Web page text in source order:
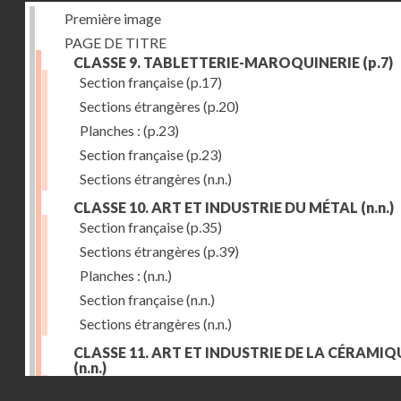
Première image
PAGE DE TITRE
CLASSE 9. TABLETTERIE-MAROQUINERIE (p.7)
Section française(p.17)
Sections étrangères (p.20)
Planches : (p.23)
Section française(p.23)
Sections étrangères (n.n.)
CLASSE 10. ART ET INDUSTRIE DU MÉTAL (n.n.)
Section française(p.35)
Sections étrangères (p.39)
Planches : (n.n.)
Section française(n.n.)
Sections étrangères (n.n.)
CLASSE 11. ART ET INDUSTRIE DE LA
(n.n.)